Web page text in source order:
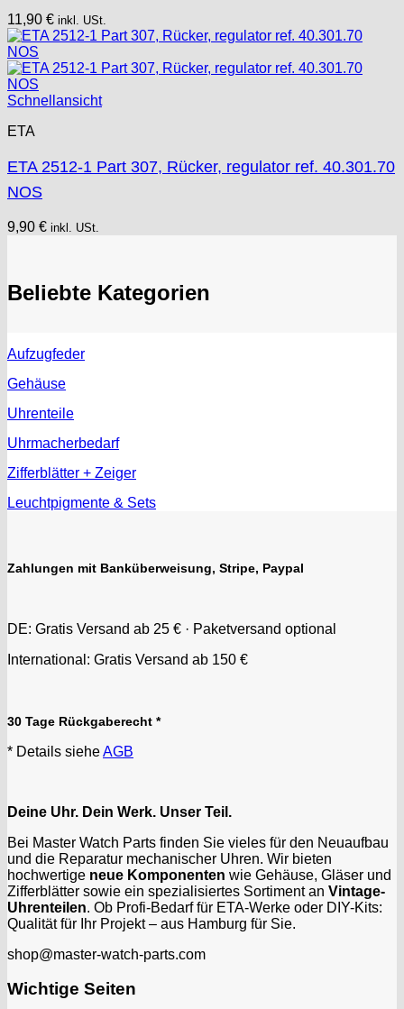
11,90 € inkl. USt.
Schnellansicht
ETA
ETA 2512-1 Part 307, Rücker, regulator ref. 40.301.70
NOS
9,90 € inkl. USt.
Beliebte Kategorien
Aufzugfeder
Gehäuse
Uhrenteile
Uhrmacherbedarf
Zifferblätter + Zeiger
Leuchtpigmente & Sets
Zahlungen mit Banküberweisung, Stripe, Paypal
DE: Gratis Versand ab 25 € · Paketversand optional
International: Gratis Versand ab 150 €
30 Tage Rückgaberecht *
* Details sieheAGB
Deine Uhr. Dein Werk. Unser Teil.
Bei Master Watch Parts finden Sie vieles für den Neuaufbau
und die Reparatur mechanischer Uhren. Wir bieten
hochwertige neue Komponenten wie Gehäuse, Gläser und
Zifferblätter sowie ein spezialisiertes Sortiment an Vintage-
Uhrenteilen. Ob Profi-Bedarf für ETA-Werke oder DIY-Kits:
Qualität für Ihr Projekt – aus Hamburg für Sie.
shop@master-watch-parts.com
Wichtige Seiten